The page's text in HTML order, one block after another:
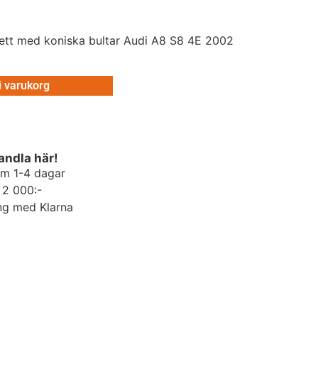
med koniska bultar Audi A8 S8 4E 2002
varukorg
här!
1-4 dagar
000:-
med Klarna